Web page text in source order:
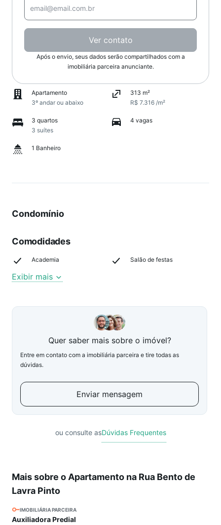
Ver contato
Após o envio, seus dados serão compartilhados com a
imobiliária parceira anunciante.
Apartamento
3º andar ou abaixo
313 m²
R$ 7.316 /m²
3 quartos
3 suítes
4 vagas
1 Banheiro
Condomínio
Comodidades
Academia Salão de festas
Exibir mais
Quer saber mais sobre o imóvel?
Entre em contato com a imobiliária parceira e tire todas as
dúvidas.
Enviar mensagem
ou consulte asDúvidas Frequentes
Mais sobre o Apartamento na Rua Bento de
Lavra Pinto
IMOBILIÁRIA PARCEIRA
Auxiliadora Predial